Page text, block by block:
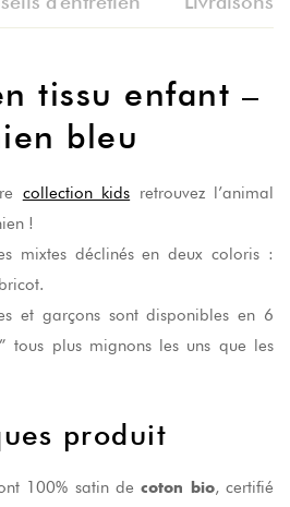
tissu enfant –
bleu
collection kids retrouvez l’animal
!
mixtes déclinés en deux coloris :
et garçons sont disponibles en 6
tous plus mignons les uns que les
produit
100% satin decoton bio, certifié